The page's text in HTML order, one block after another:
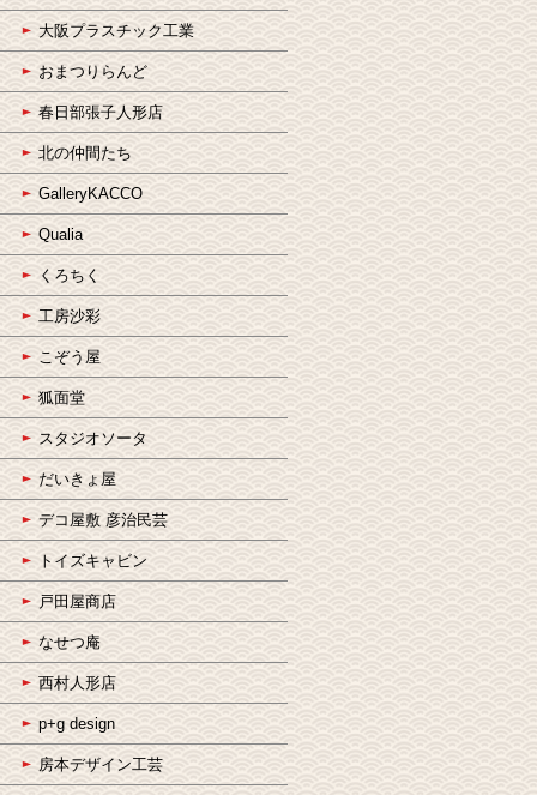
大阪プラスチック工業
おまつりらんど
春日部張子人形店
北の仲間たち
GalleryKACCO
Qualia
くろちく
工房沙彩
こぞう屋
狐面堂
スタジオソータ
だいきょ屋
デコ屋敷 彦治民芸
トイズキャビン
戸田屋商店
なせつ庵
西村人形店
p+g design
房本デザイン工芸